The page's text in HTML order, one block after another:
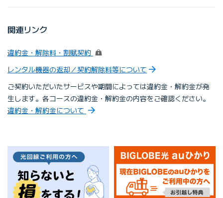
関連リンク
違約金・解除料・割賦契約 （ログイン）
レンタル機器の返却／契約解除料等について
ご契約いただいたサービスや期間によっては違約金・解約金が発
生します。各コースの違約金・解約金の内容をご確認ください。
違約金・解約金について